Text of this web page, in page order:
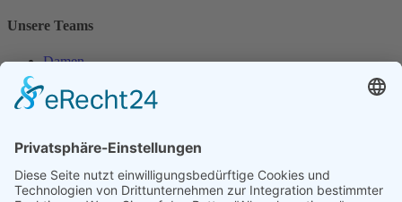
Unsere Teams
Damen
Herren
Herren 30
Unsere Jugend
Midcourt